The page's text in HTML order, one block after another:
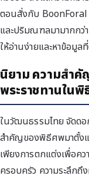
ตอนสั่งกับ
และปริมณฑลมามากกว่
ให้อ่านง่ายและหาข้อมูล
นิยาม ความสำคั
พระราชทานใน
ในวัฒนธรรมไทย จัดดอ
สำคัญของพิธีศพมาตั้งแ
เพียงการตกแต่งเพื่อค
ครอบครัว ความระลึก